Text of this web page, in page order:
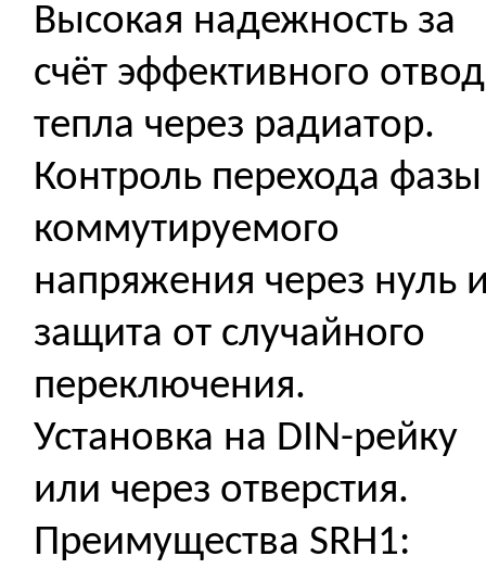
Высокая надежность за
счёт эффективного
тепла через радиатор.
Контроль перехода фазы
коммутируемого
напряжения через нуль
защита от случайного
переключения.
Установка на DIN-рейку
или через отверстия.
Преимущества SRH1: